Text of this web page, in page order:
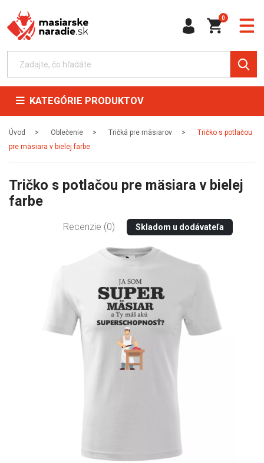
0
KATEGÓRIE PRODUKTOV
Úvod Oblečenie Tričká pre mäsiarov
Tričko s potlačou
pre mäsiara v bielej farbe
Tričko s potlačou pre mäsiara v bielej
farbe
Recenzie (0) Skladom u dodávateľa